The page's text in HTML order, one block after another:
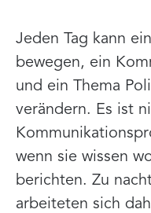
Jeden Tag kann
bewegen, ein
und ein Thema
verändern. Es ist
wenn sie wissen
berichten. Zu
arbeiteten sich